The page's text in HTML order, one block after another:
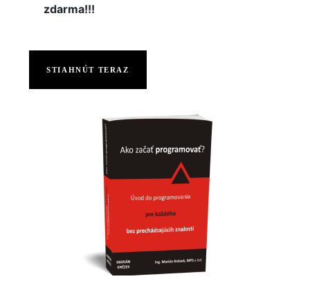
zdarma!!!
STIAHNÚT TERAZ